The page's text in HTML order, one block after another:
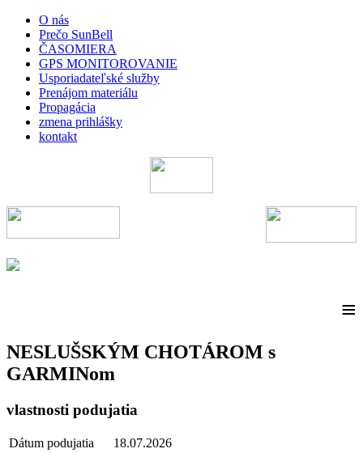
O nás
Prečo SunBell
ČASOMIERA
GPS MONITOROVANIE
Usporiadateľské služby
Prenájom materiálu
Propagácia
zmena prihlášky
kontakt
≡
NESLUŠSKÝM CHOTÁROM s
GARMINom
vlastnosti podujatia
Dátum podujatia
18.07.2026